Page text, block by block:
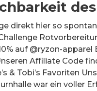
direkt hier so
auf @ryzon-apparel
Affiliate Code
& Tobi’s Favoriten
war ein voller